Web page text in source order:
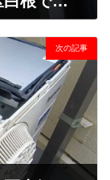
次の記事